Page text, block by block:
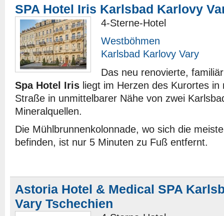
SPA Hotel Iris Karlsbad Karlovy
4-Sterne-Hotel
Westböhmen
Karlsbad Karlovy Vary
Das neu renovierte,
Spa Hotel Iris liegt im Herzen des Kurortes
Straße in unmittelbarer Nähe von zwei
Mineralquellen.
Die Mühlbrunnenkolonnade, wo sich die
befinden, ist nur 5 Minuten zu Fuß entfernt.
Astoria Hotel & Medical SPA
Vary Tschechien